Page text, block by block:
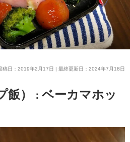
稿日：2019年2月17日 | 最終更新日：2024年7月18日
） ： ベーカマホッ